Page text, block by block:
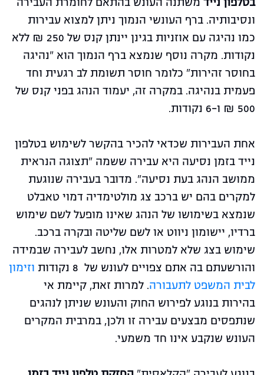
בטלפון נייד משתנה העונש בהתאם לחומרת העבירה
ונסיבותיה. ברף העונשי הנמוך ניתן למצוא עבירות
כמו נהיגה עם אוזניות בגינן יינתן קנס של 250 ₪ ללא
נקודות. מקרה נוסף שנמצא ברף הנמוך הוא "נהיגה
בחוסר זהירות" כלומר חוסר תשומת לב רגעית וחד
פעמית בנהיגה. במקרה זה, יעמוד הנהג בפני קנס של
500 ₪ ו-6 נקודות.
אחת העבירות שכדאי להכיר בהקשר לשימוש בטלפון
נייד בזמן נסיעה היא עבירה ששמה "תצוגה הנראית
ממושב הנהג בעת נסיעה". מדובר בעבירה שנוגעת
למקרים בהם יש ברכב צג מולטימדיה דמוי טאבלט
שנמצא בשימושו של הנהג שאינו מופעל לשם שימוש
ברדיו, יישומון ניווט או לשם שליטה ובקרה ברכב.
שימוש בצג שלא למטרות אלו, נחשב לעבירה שבמידה
והורשעתם בה אתם צפויים לעונש של 8 נקודות
וזימון
לבית המשפט לתעבורה. למרות זאת, קיימת אי
בהירות בנוגע לפירוש החוק והעונש שניתן לנהגים
שנתפסים מבצעים עבירה זו ולכן, במרבית המקרים
העונש שנקבע אינו חד משמעי.